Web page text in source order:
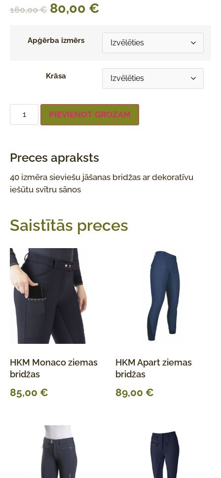
160,00€ 80,00 €
Apģērba izmērs
Krāsa
PIEVIENOT GROZAM
Preces apraksts
40 izmēra sieviešu jāšanas bridžas ar dekoratīvu
iešūtu svītru sānos
Saistītās preces
HKM Monaco ziemas
bridžas
85,00 €
HKM Apart ziemas
bridžas
89,00 €